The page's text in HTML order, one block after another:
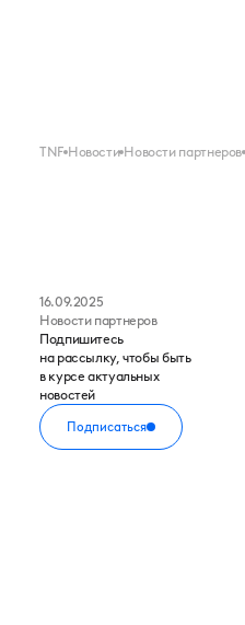
TNF Новости Новости партнеров
16.09.2025
Новости партнеров
Подпишитесь
на рассылку, чтобы быть
в курсе актуальных
новостей
Подписаться